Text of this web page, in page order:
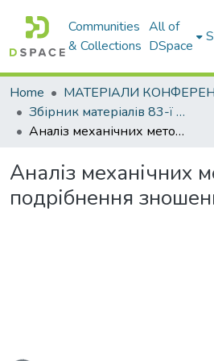
Communities
& Collections
All of
DSpace
Home
Збірник матеріалів 83-ї міжнародної студентської наукової конференції Харківського національного автомобільно-дорожнього університету. Секція кафедри екології
Аналіз механічних методів подрібнення зношених шин
Аналіз механічних
подрібнення